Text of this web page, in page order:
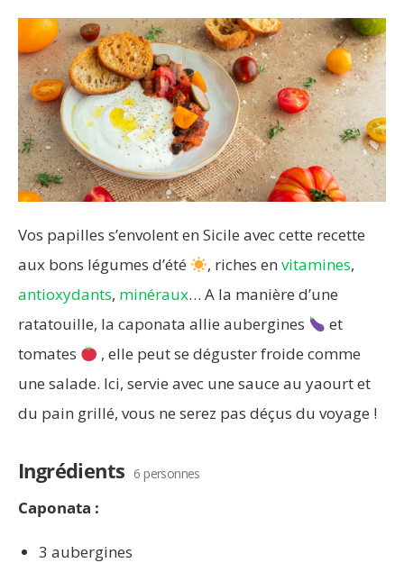
Vos papilles s’envolent en Sicile avec cette recette
aux bons légumes d’été
, riches envitamines,
antioxydants, minéraux… A la manière d’une
ratatouille, la caponata allie aubergines
et
tomates
, elle peut se déguster froide comme
une salade. Ici, servie avec une sauce au yaourt et
du pain grillé, vous ne serez pas déçus du voyage !
Ingrédients 6 personnes
Caponata :
3 aubergines